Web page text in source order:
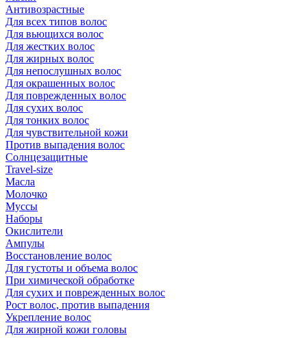
Антивозрастные
Для всех типов волос
Для вьющихся волос
Для жестких волос
Для жирных волос
Для непослушных волос
Для окрашенных волос
Для поврежденных волос
Для сухих волос
Для тонких волос
Для чувствительной кожи
Против выпадения волос
Солнцезащитные
Travel-size
Масла
Молочко
Муссы
Наборы
Окислители
Ампулы
Восстановление волос
Для густоты и объема волос
При химической обработке
Для сухих и поврежденных волос
Рост волос, против выпадения
Укрепление волос
Для жирной кожи головы